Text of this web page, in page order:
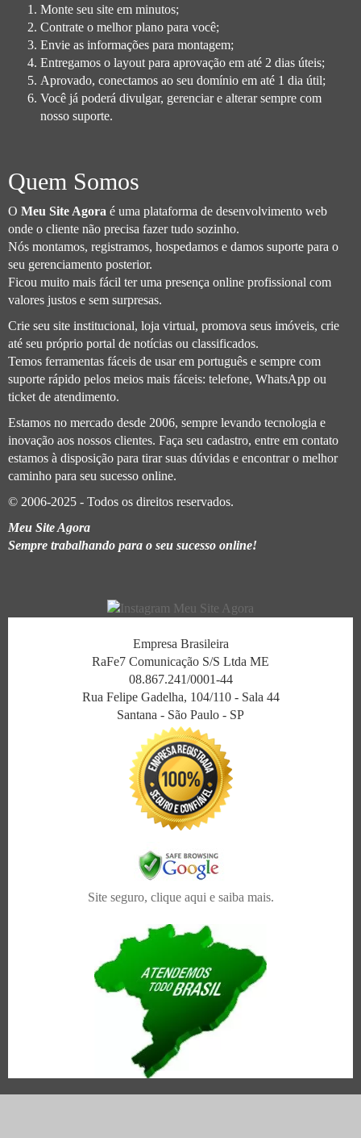
Monte seu site em minutos;
Contrate o melhor plano para você;
Envie as informações para montagem;
Entregamos o layout para aprovação em até 2 dias úteis;
Aprovado, conectamos ao seu domínio em até 1 dia útil;
Você já poderá divulgar, gerenciar e alterar sempre com
nosso suporte.
Quem Somos
O Meu Site Agora é uma plataforma de desenvolvimento web
onde o cliente não precisa fazer tudo sozinho.
Nós montamos, registramos, hospedamos e damos suporte para o
seu gerenciamento posterior.
Ficou muito mais fácil ter uma presença online profissional com
valores justos e sem surpresas.
Crie seu site institucional, loja virtual, promova seus imóveis, crie
até seu próprio portal de notícias ou classificados.
Temos ferramentas fáceis de usar em português e sempre com
suporte rápido pelos meios mais fáceis: telefone, WhatsApp ou
ticket de atendimento.
Estamos no mercado desde 2006, sempre levando tecnologia e
inovação aos nossos clientes. Faça seu cadastro, entre em contato
estamos à disposição para tirar suas dúvidas e encontrar o melhor
caminho para seu sucesso online.
© 2006-2025 - Todos os direitos reservados.
Meu Site Agora
Sempre trabalhando para o seu sucesso online!
Empresa Brasileira
RaFe7 Comunicação S/S Ltda ME
08.867.241/0001-44
Rua Felipe Gadelha, 104/110 - Sala 44
Santana - São Paulo - SP
Site seguro, clique aqui e saiba mais.